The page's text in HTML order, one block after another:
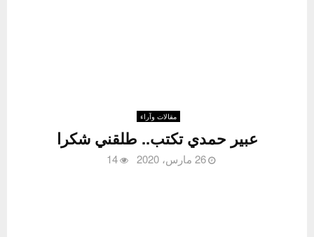
مقالات وآراء
عبير حمدي تكتب.. طلقني شكرا
26 مارس، 2020 14